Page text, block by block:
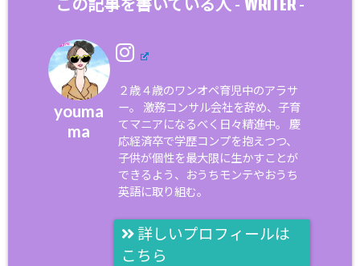
youma
ma
２歳４歳のワンオペ育児中のアラサ
ー。 激務コンサル会社を辞め、子育
てマニアになるべく日々精進中。 慶
応経済卒で学歴コンプを抱えつつ、
子供が個性を最大限に生かすことが
できるよう、おうちモンテやおうち
英語に取り組む。
詳しいプロフィールは
こちら